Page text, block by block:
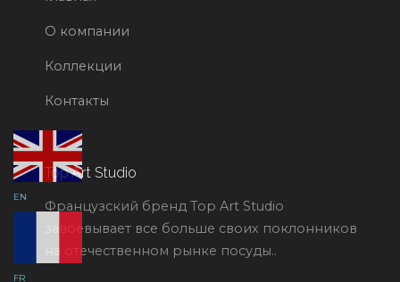
О компании
Коллекции
Контакты
Top Art Studio
Французский бренд Top Art Studio
завоевывает все больше своих поклонников
на отечественном рынке посуды..
EN
FR